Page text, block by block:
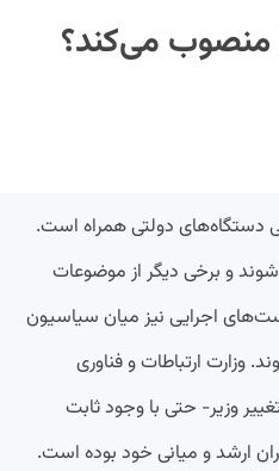
منصوب می‌کند؟
دستگاه‌های دولتی همراه است.
و برخی دیگر از موضوعات
اجرایی نیز میان سیاسیون
وزارت ارتباطات و فناوری
وزیر- حتی با وجود ثابت
ارشد و میانی خود بوده است.